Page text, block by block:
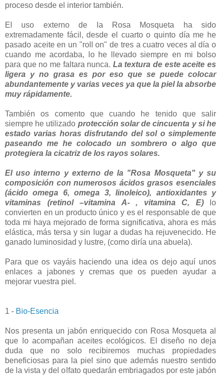
proceso desde el interior también.
El uso externo de la Rosa Mosqueta ha sido
extremadamente fácil, desde el cuarto o quinto día me he
pasado aceite en un "roll on" de tres a cuatro veces al día o
cuando me acordaba, lo he llevado siempre en mi bolso
para que no me faltara nunca. La textura de este aceite es
ligera y no grasa es por eso que se puede colocar
abundantemente y varias veces ya que la piel la absorbe
muy rápidamente.
También os comento que cuando he tenido que salir
siempre he utilizado protección solar de cincuenta y si he
estado varias horas disfrutando del sol o simplemente
paseando me he colocado un sombrero o algo que
protegiera la cicatriz de los rayos solares.
El uso interno y externo de la "Rosa Mosqueta" y su
composición con numerosos ácidos grasos esenciales
(ácido omega 6, omega 3, linoleico), antioxidantes y
vitaminas (retinol –vitamina A- , vitamina C, E)
lo
convierten en un producto único y es el responsable de que
toda mi haya mejorado de forma significativa, ahora es más
elástica, más tersa y sin lugar a dudas ha rejuvenecido. He
ganado luminosidad y lustre, (como diría una abuela).
Para que os vayáis haciendo una idea os dejo aquí unos
enlaces a jabones y cremas que os pueden ayudar a
mejorar vuestra piel.
1 - Bio-Esencia
Nos presenta un jabón enriquecido con Rosa Mosqueta al
que lo acompañan aceites ecológicos. El diseño no deja
duda que no solo recibiremos muchas propiedades
beneficiosas para la piel sino que además nuestro sentido
de la vista y del olfato quedarán embriagados por este jabón